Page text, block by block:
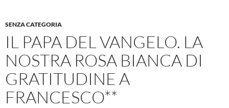
SENZA CATEGORIA
IL PAPA DEL VANGELO. LA
NOSTRA ROSA BIANCA DI
GRATITUDINE A
FRANCESCO**